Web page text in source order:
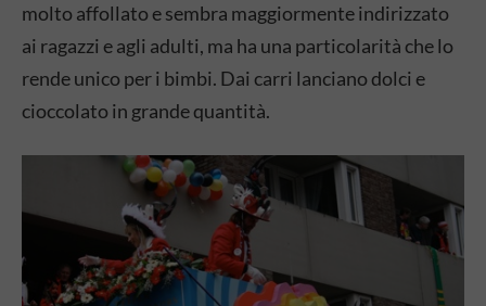
molto affollato e sembra maggiormente indirizzato
ai ragazzi e agli adulti, ma ha una particolarità che lo
rende unico per i bimbi. Dai carri lanciano dolci e
cioccolato in grande quantità.